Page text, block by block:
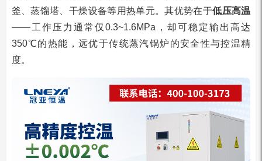
釜、蒸馏塔、干燥设备等用热单元。其优势在于低压高温
——工作压力通常仅0.3~1.6MPa，却可稳定输出高达
350℃的热能，远优于传统蒸汽锅炉的安全性与控温精
度。